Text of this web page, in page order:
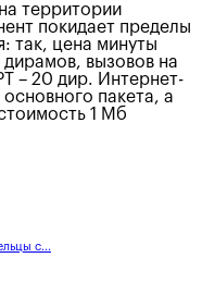
территории
покидает пределы
так, цена минуты
дирамов, вызовов на
– 20 дир. Интернет-
пакета, а
1 Мб
с...